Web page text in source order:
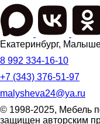
Екатеринбург,
8 992 334-16-10
+7 (343) 376-51-97
malysheva24@ya.ru
© 1998-2025, Мебель
защищен авторским